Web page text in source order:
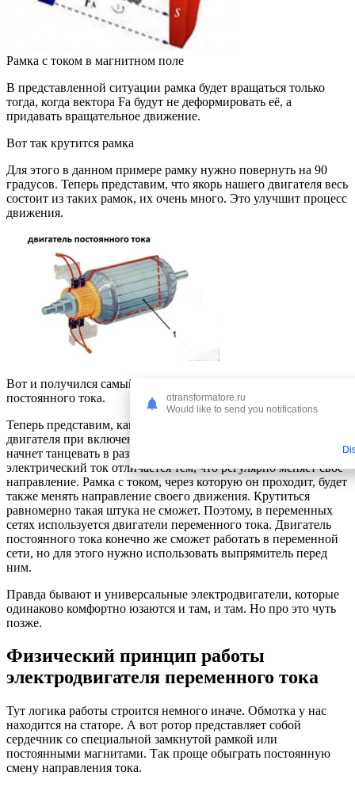
Рамка с током в магнитном поле
В представленной ситуации рамка будет вращаться только
тогда, когда вектора Fа будут не деформировать её, а
придавать вращательное движение.
Вот так крутится рамка
Для этого в данном примере рамку нужно повернуть на 90
градусов. Теперь представим, что якорь нашего двигателя весь
состоит из таких рамок, их очень много. Это улучшит процесс
движения.
Вот и получился самый простой электрический двигатель
постоянного тока.
Теперь представим, как будет выглядеть поведение такого
двигателя при включении в цепь с переменным током. Он
начнет танцевать в разные стороны. Ведь переменный
электрический ток отличается тем, что регулярно меняет своё
направление. Рамка с током, через которую он проходит, будет
также менять направление своего движения. Крутиться
равномерно такая штука не сможет. Поэтому, в переменных
сетях используется двигатели переменного тока. Двигатель
постоянного тока конечно же сможет работать в переменной
сети, но для этого нужно использовать выпрямитель перед
ним.
Правда бывают и универсальные электродвигатели, которые
одинаково комфортно юзаются и там, и там. Но про это чуть
позже.
Физический принцип работы
электродвигателя переменного тока
Тут логика работы строится немного иначе. Обмотка у нас
находится на статоре. А вот ротор представляет собой
сердечник со специальной замкнутой рамкой или
постоянными магнитами. Так проще обыграть постоянную
смену направления тока.
otransformatore.ru
Would like to send you notifications